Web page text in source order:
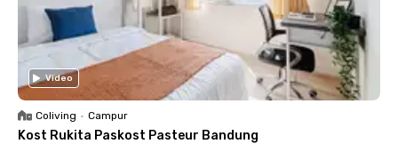
Video
Coliving • Campur
Kost Rukita Paskost Pasteur Bandung